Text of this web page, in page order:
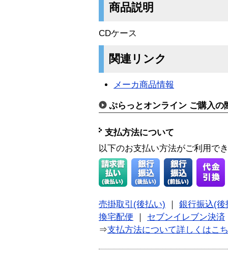
商品説明
CDケース
関連リンク
メーカ商品情報
ぷらっとオンライン ご購入の
支払方法について
以下のお支払い方法がご利用で
売掛取引(後払い)
銀行振込(後
換宅配便
セブンイレブン決済
⇒支払方法について詳しくはこ